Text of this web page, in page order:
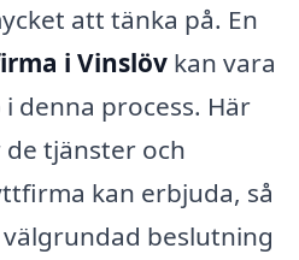
att tänka på. En
i Vinslöv kan vara
denna process. Här
tjänster och
kan erbjuda, så
beslutning